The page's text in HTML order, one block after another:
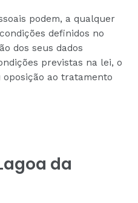
podem, a qualquer
definidos no
dos seus dados
previstas na lei, o
ao tratamento
da